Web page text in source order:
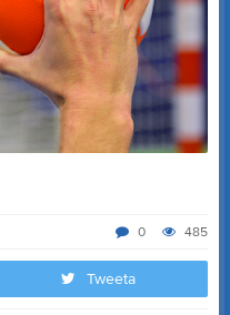
485
0
Tweeta